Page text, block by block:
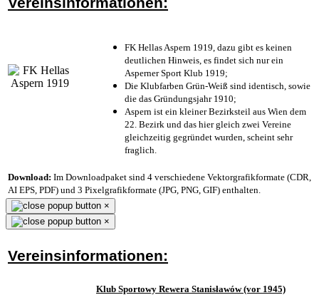
FK Hellas Aspern 1919, dazu gibt es keinen
deutlichen Hinweis, es findet sich nur ein
Asperner Sport Klub 1919;
Die Klubfarben Grün-Weiß sind identisch, sowie
die das Gründungsjahr 1910;
Aspern ist ein kleiner Bezirksteil aus Wien dem
22. Bezirk und das hier gleich zwei Vereine
gleichzeitig gegründet wurden, scheint sehr
fraglich.
Download: Im Downloadpaket sind 4 verschiedene Vektorgrafikformate (CDR,
AI EPS, PDF) und 3 Pixelgrafikformate (JPG, PNG, GIF) enthalten.
×
×
Vereinsinformationen:
Klub Sportowy Rewera Stanisławów (vor 1945)